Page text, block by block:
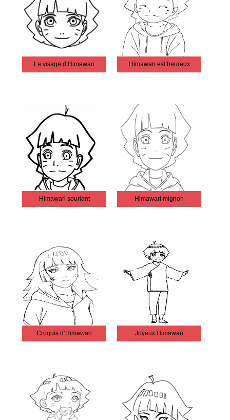
Le visage d’Himawari Himawari est heureux
Himawari souriant Himawari mignon
Croquis d’Himawari Joyeux Himawari